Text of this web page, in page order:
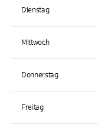
Dienstag
Mittwoch
Donnerstag
Freitag